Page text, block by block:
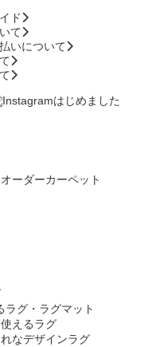
ド
て
いについて
オーダーカーペット
ラグ・ラグマット
えるラグ
なデザインラグ